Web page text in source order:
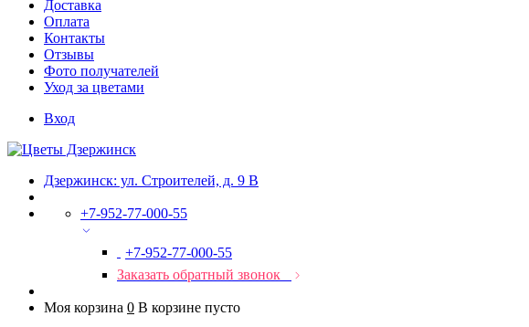
Доставка
Оплата
Контакты
Отзывы
Фото получателей
Уход за цветами
Вход
Дзержинск: ул. Строителей, д. 9 В
+7-952-77-000-55
+7-952-77-000-55
Заказать обратный звонок
Моя корзина 0 В корзине пусто